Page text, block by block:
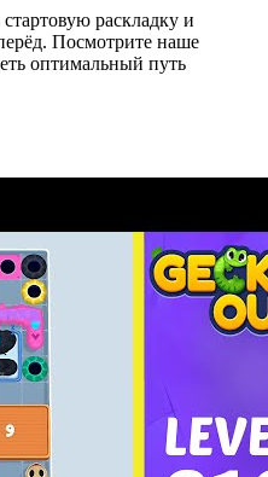
раскладку и
Посмотрите наше
оптимальный путь